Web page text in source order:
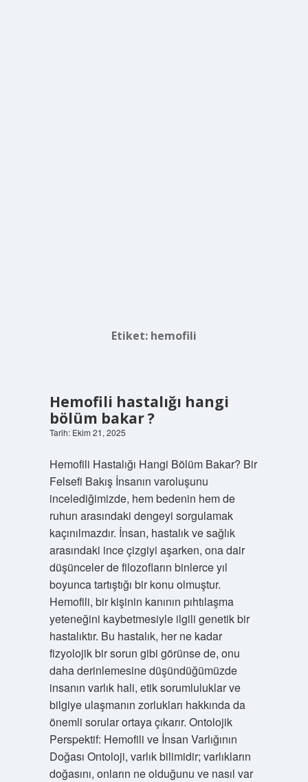
Etiket: hemofili
Hemofili hastalığı hangi
bölüm bakar ?
Tarih: Ekim 21, 2025
Hemofili Hastalığı Hangi Bölüm Bakar? Bir
Felsefi Bakış İnsanın varoluşunu
incelediğimizde, hem bedenin hem de
ruhun arasındaki dengeyi sorgulamak
kaçınılmazdır. İnsan, hastalık ve sağlık
arasındaki ince çizgiyi aşarken, ona dair
düşünceler de filozofların binlerce yıl
boyunca tartıştığı bir konu olmuştur.
Hemofili, bir kişinin kanının pıhtılaşma
yeteneğini kaybetmesiyle ilgili genetik bir
hastalıktır. Bu hastalık, her ne kadar
fizyolojik bir sorun gibi görünse de, onu
daha derinlemesine düşündüğümüzde
insanın varlık hali, etik sorumluluklar ve
bilgiye ulaşmanın zorlukları hakkında da
önemli sorular ortaya çıkarır. Ontolojik
Perspektif: Hemofili ve İnsan Varlığının
Doğası Ontoloji, varlık bilimidir; varlıkların
doğasını, onların ne olduğunu ve nasıl var